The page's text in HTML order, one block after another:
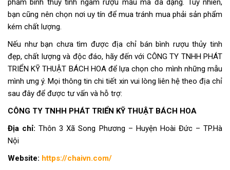
bạn cũng nên chọn nơi uy tín để mua tránh mua phải sản phẩm
kém chất lượng.
Nếu như bạn chưa tìm được địa chỉ bán bình rượu thủy tinh
đẹp, chất lượng và độc đáo, hãy đến với CÔNG TY TNHH PHÁT
TRIỂN KỸ THUẬT BÁCH HOA để lựa chọn cho mình những mẫu
mình ưng ý. Mọi thông tin chi tiết xin vui lòng liên hệ theo địa chỉ
sau đây để được tư vấn và hỗ trợ:
CÔNG TY TNHH PHÁT TRIỂN KỸ THUẬT BÁCH HOA
Địa chỉ:Thôn 3 Xã Song Phương – Huyện Hoài Đức – TP.Hà
Nội
Website: https://chaivn.com/